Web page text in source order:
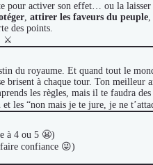
pour activer son effet… ou la
, attirer les faveurs du peuple,
des points.
⚔️
du royaume. Et quand tout le
brisent à chaque tour. Ton
les règles, mais il te faudra
les “non mais je te jure, je ne
à 4 ou 5 😬)
faire confiance 😜)